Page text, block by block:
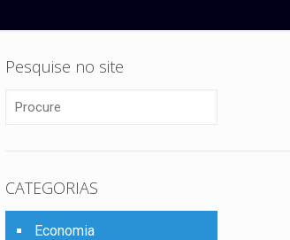
Pesquise no site
CATEGORIAS
Economia